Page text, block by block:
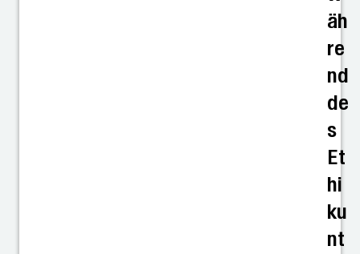
äh
re
nd
de
s
Et
hi
ku
nt